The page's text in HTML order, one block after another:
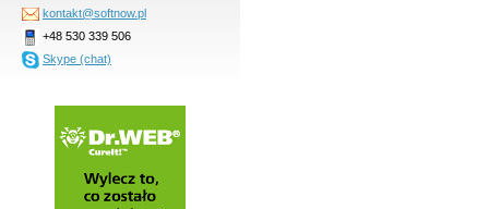
kontakt@softnow.pl
+48 530 339 506
Skype (chat)